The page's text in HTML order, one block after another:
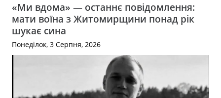
«Ми вдома» — останнє повідомлення:
мати воїна з Житомирщини понад рік
шукає сина
Понеділок, 3 Серпня, 2026